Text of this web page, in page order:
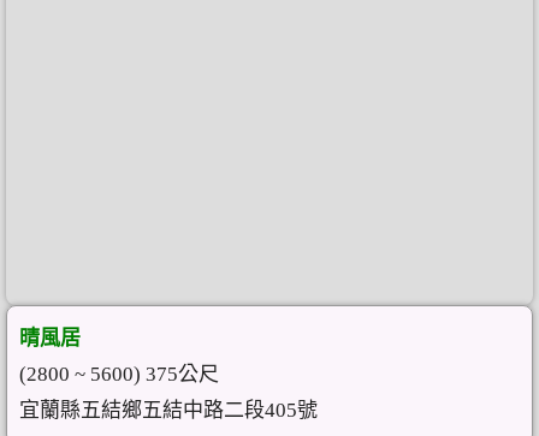
晴風居
(2800 ~ 5600) 375公尺
宜蘭縣五結鄉五結中路二段405號